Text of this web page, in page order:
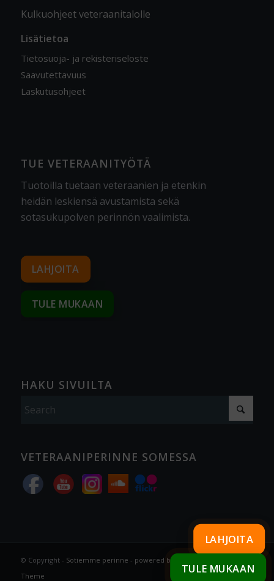
Kulkuohjeet veteraanitalolle
Lisätietoa
Tietosuoja- ja rekisteriseloste
Saavutettavuus
Laskutusohjeet
TUE VETERAANITYÖTÄ
Tuotoilla tuetaan veteraanien ja etenkin
heidän leskiensä avustamista sekä
sotasukupolven perinnön vaalimista.
LAHJOITA
TULE MUKAAN
HAKU SIVUILTA
VETERAANIPERINNE SOMESSA
© Copyright - Sotiemme perinne - powered by Enfold WordPress
Theme
LAHJOITA
TULE MUKAAN